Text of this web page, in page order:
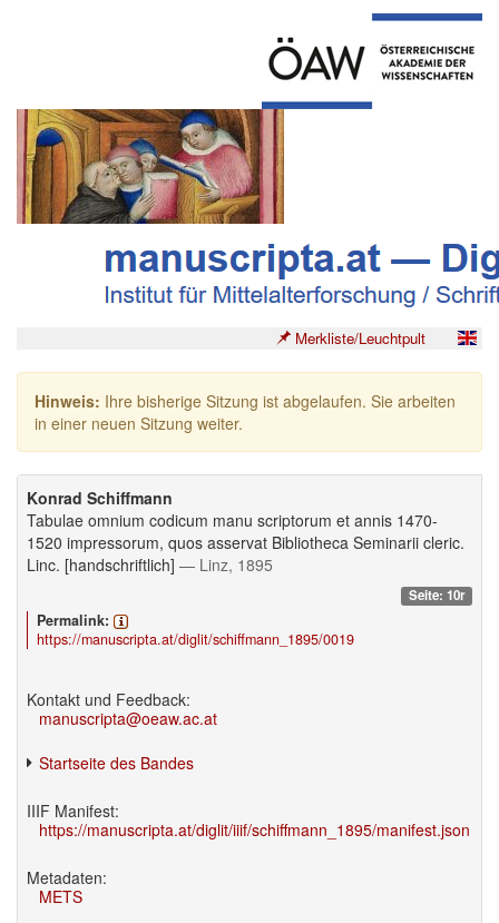
Merkliste/Leuchtpult
Hinweis: Ihre bisherige Sitzung ist abgelaufen. Sie arbeiten
in einer neuen Sitzung weiter.
Konrad Schiffmann
Tabulae omnium codicum manu scriptorum et annis 1470-
1520 impressorum, quos asservat Bibliotheca Seminarii cleric.
Linc. [handschriftlich] — Linz, 1895
Seite: 10r
Permalink:
https://manuscripta.at/diglit/schiffmann_1895/0019
Kontakt und Feedback:
manuscripta@oeaw.ac.at
Startseite des Bandes
IIIF Manifest:
https://manuscripta.at/diglit/iiif/schiffmann_1895/manifest.json
Metadaten:
METS